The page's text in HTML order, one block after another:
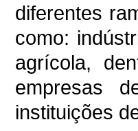
diferentes
como:
agrícola,
empresas
instituições